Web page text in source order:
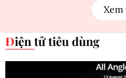
Điện tử tiêu dùng